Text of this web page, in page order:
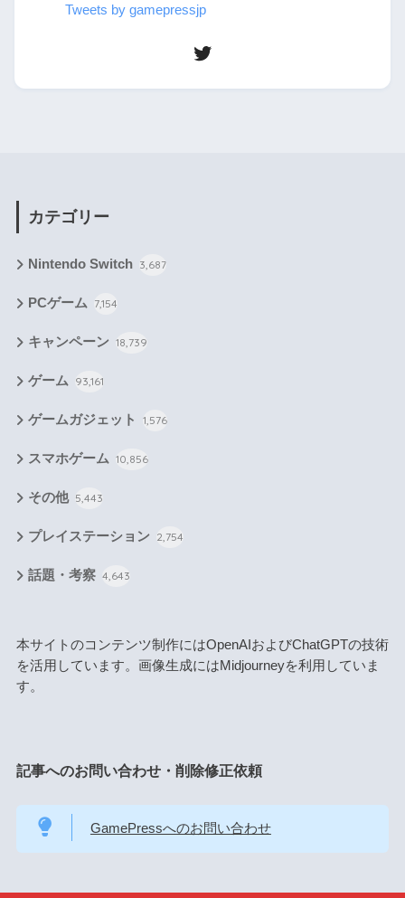
Tweets by gamepressjp
カテゴリー
Nintendo Switch 3,687
PCゲーム 7,154
キャンペーン 18,739
ゲーム 93,161
ゲームガジェット 1,576
スマホゲーム 10,856
その他 5,443
プレイステーション 2,754
話題・考察 4,643
本サイトのコンテンツ制作にはOpenAIおよびChatGPTの技術
を活用しています。画像生成にはMidjourneyを利用していま
す。
記事へのお問い合わせ・削除修正依頼
GamePressへのお問い合わせ